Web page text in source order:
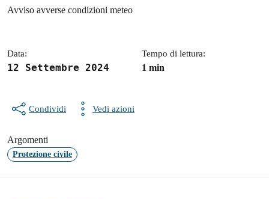
Dettagli della notizia
Avviso avverse condizioni meteo
Data:
12 Settembre 2024
Tempo di lettura:
1 min
Condividi Vedi azioni
Argomenti
Protezione civile